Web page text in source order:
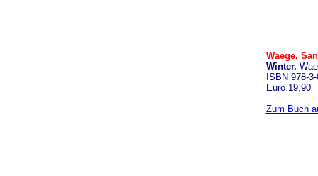
Waege,
Winter.
ISBN 978-
Euro 19,90
Zum Buch